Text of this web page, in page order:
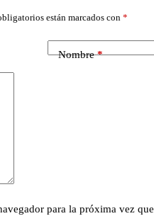
están marcados con *
Nombre*
para la próxima vez